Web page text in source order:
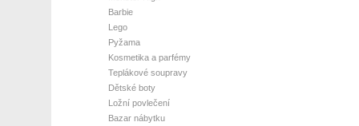
Barbie
Lego
Pyžama
Kosmetika a parfémy
Teplákové soupravy
Dětské boty
Ložní povlečení
Bazar nábytku